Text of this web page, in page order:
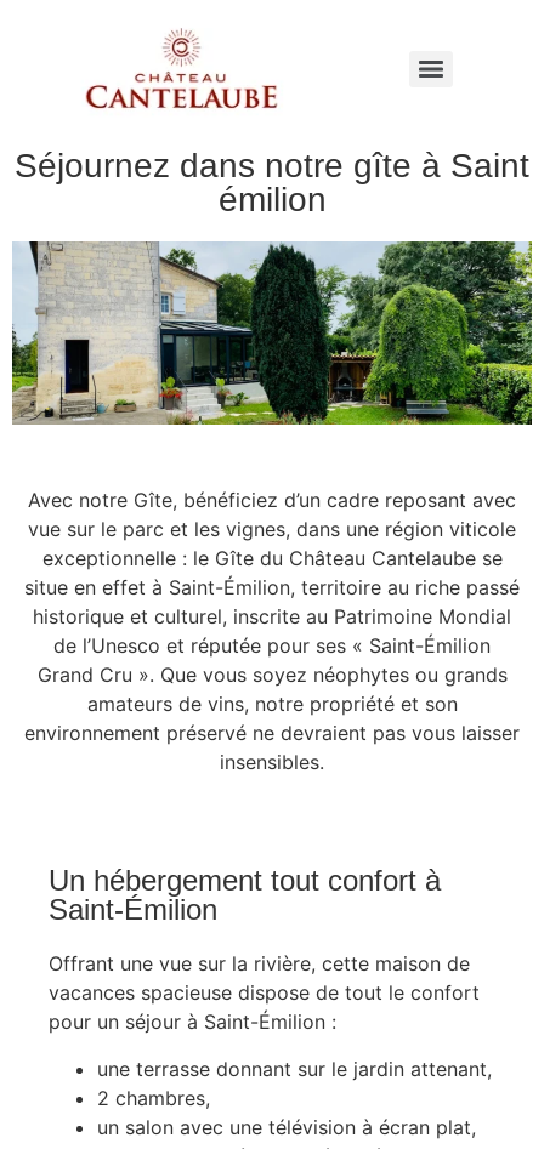
Séjournez dans notre gîte à Saint
émilion
Avec notre Gîte, bénéficiez d’un cadre reposant avec
vue sur le parc et les vignes, dans une région viticole
exceptionnelle : le Gîte du Château Cantelaube se
situe en effet à Saint-Émilion, territoire au riche passé
historique et culturel, inscrite au Patrimoine Mondial
de l’Unesco et réputée pour ses « Saint-Émilion
Grand Cru ». Que vous soyez néophytes ou grands
amateurs de vins, notre propriété et son
environnement préservé ne devraient pas vous laisser
insensibles.
Un hébergement tout confort à
Saint-Émilion
Offrant une vue sur la rivière, cette maison de
vacances spacieuse dispose de tout le confort
pour un séjour à Saint-Émilion :
une terrasse donnant sur le jardin attenant,
2 chambres,
un salon avec une télévision à écran plat,